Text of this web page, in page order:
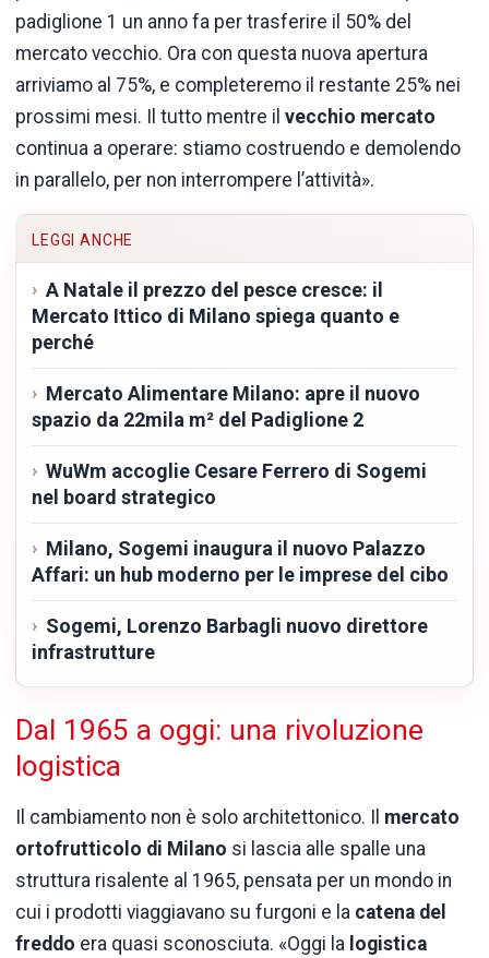
padiglione 1 un anno fa per trasferire il 50% del
mercato vecchio. Ora con questa nuova apertura
arriviamo al 75%, e completeremo il restante 25% nei
prossimi mesi. Il tutto mentre il vecchio mercato
continua a operare: stiamo costruendo e demolendo
in parallelo, per non interrompere l’attività».
LEGGI ANCHE
A Natale il prezzo del pesce cresce: il
Mercato Ittico di Milano spiega quanto e
perché
Mercato Alimentare Milano: apre il nuovo
spazio da 22mila m² del Padiglione 2
WuWm accoglie Cesare Ferrero di Sogemi
nel board strategico
Milano, Sogemi inaugura il nuovo Palazzo
Affari: un hub moderno per le imprese del cibo
Sogemi, Lorenzo Barbagli nuovo direttore
infrastrutture
Dal 1965 a oggi: una rivoluzione
logistica
Il cambiamento non è solo architettonico. Il mercato
ortofrutticolo di Milano si lascia alle spalle una
struttura risalente al 1965, pensata per un mondo in
cui i prodotti viaggiavano su furgoni e la catena del
freddo era quasi sconosciuta. «Oggi la logistica